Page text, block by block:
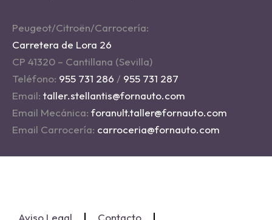
Peugeot/Citroën/Carrocería:
Carretera de Lora 26
CP 41320 – Cantillana (Sevilla)
Teléfono: 955 731 286 / 955 731 287
Email: taller.stellantis@fornauto.com
Email Mecánica: foranult.taller@fornauto.com
Email Carrocería: carroceria@fornauto.com
Aviso Legal Contacto